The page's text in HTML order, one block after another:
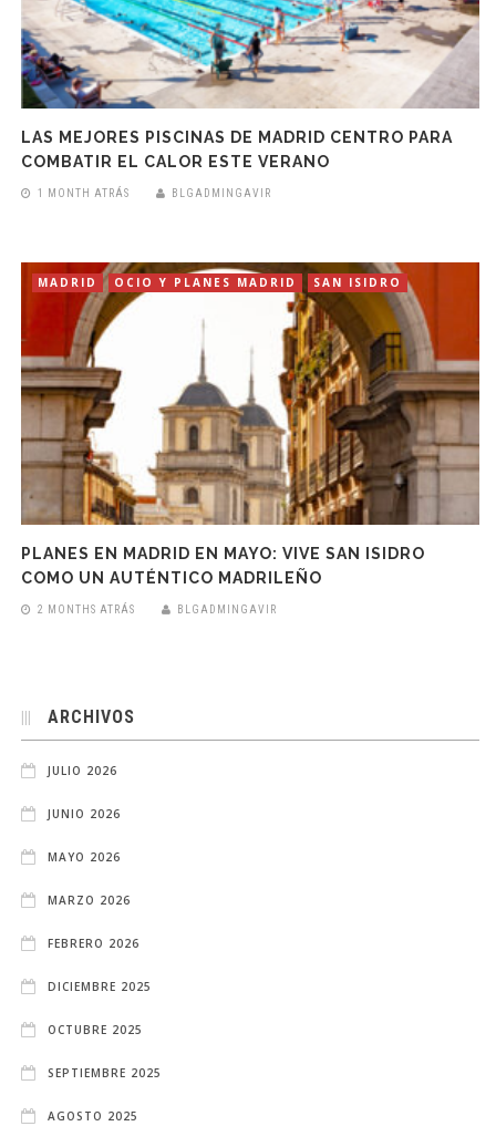
LAS MEJORES PISCINAS DE MADRID CENTRO PARA
COMBATIR EL CALOR ESTE VERANO
1 MONTH ATRÁS BLGADMINGAVIR
MADRID OCIO Y PLANES MADRID SAN ISIDRO
PLANES EN MADRID EN MAYO: VIVE SAN ISIDRO
COMO UN AUTÉNTICO MADRILEÑO
2 MONTHS ATRÁS BLGADMINGAVIR
ARCHIVOS
JULIO 2026
JUNIO 2026
MAYO 2026
MARZO 2026
FEBRERO 2026
DICIEMBRE 2025
OCTUBRE 2025
SEPTIEMBRE 2025
AGOSTO 2025